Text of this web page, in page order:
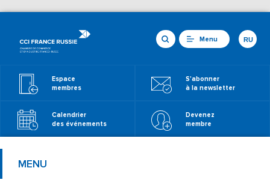
Menu
Espace
membres
S'abonner
à la newsletter
Calendrier
des événements
Devenez
membre
RU
MENU